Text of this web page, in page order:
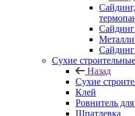
Сухие
Назад
Сухие
Клей
Ровнитель
Шпатлевка